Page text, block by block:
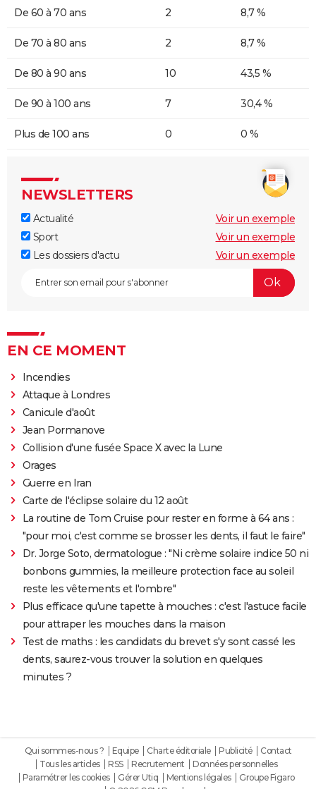
De 60 à 70 ans 2 8,7 %
De 70 à 80 ans 2 8,7 %
De 80 à 90 ans 10 43,5 %
De 90 à 100 ans 7 30,4 %
Plus de 100 ans 0 0 %
NEWSLETTERS
Actualité
Voir un exemple
Sport
Voir un exemple
Les dossiers d'actu
Voir un exemple
EN CE MOMENT
Incendies
Attaque à Londres
Canicule d'août
Jean Pormanove
Collision d'une fusée Space X avec la Lune
Orages
Guerre en Iran
Carte de l'éclipse solaire du 12 août
La routine de Tom Cruise pour rester en forme à 64 ans :
"pour moi, c'est comme se brosser les dents, il faut le faire"
Dr. Jorge Soto, dermatologue : "Ni crème solaire indice 50 ni
bonbons gummies, la meilleure protection face au soleil
reste les vêtements et l'ombre"
Plus efficace qu'une tapette à mouches : c'est l'astuce facile
pour attraper les mouches dans la maison
Test de maths : les candidats du brevet s'y sont cassé les
dents, saurez-vous trouver la solution en quelques
minutes ?
Qui sommes-nous ? Equipe Charte éditoriale Publicité
Contact
Tous les articles
RSS Recrutement
Données personnelles
Paramétrer les cookies
Gérer Utiq Mentions légales
Groupe Figaro